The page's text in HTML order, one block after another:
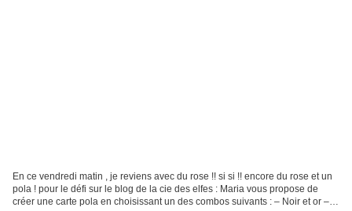
En ce vendredi matin , je reviens avec du rose !! si si !! encore du rose et un
pola ! pour le défi sur le blog de la cie des elfes : Maria vous propose de
créer une carte pola en choisissant un des combos suivants : – Noir et or –